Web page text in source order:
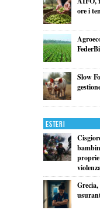
ore i
Slow
Esteri
proprie